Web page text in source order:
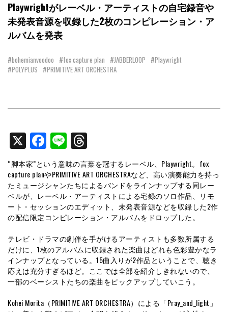
Playwrightがレーベル・アーティストの自宅録音や
未発表音源を収録した2枚のコンピレーション・ア
ルバムを発表
#bohemianvoodoo #fox capture plan #JABBERLOOP #Playwright
#POLYPLUS #PRIMITIVE ART ORCHESTRA
X Facebook
Line
“脚本家”という意味の言葉を冠するレーベル、Playwright。fox
capture planやPRIMITIVE ART ORCHESTRAなど、高い演奏能力を持っ
たミュージシャンたちによるバンドをラインナップする同レー
ベルが、レーベル・アーティストによる宅録のソロ作品、リモ
ート・セッションのエディット、未発表音源などを収録した2作
の配信限定コンピレーション・アルバムをドロップした。
テレビ・ドラマの劇伴を手がけるアーティストも多数所属する
だけに、1枚のアルバムに収録された楽曲はどれも色彩豊かなラ
インナップとなっている。15曲入りが2作品ということで、聴き
応えは充分すぎるほど。ここでは全部を紹介しきれないので、
一部のベーシストたちの楽曲をピックアップしていこう。
Kohei Morita（PRIMITIVE ART ORCHESTRA）による「Pray_and_light」